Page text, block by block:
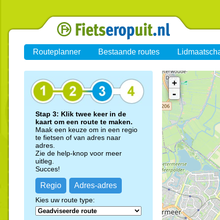
Routeplanner Bestaande routes
Stap 3: Klik twee keer in de
kaart om een route te maken.
Maak een keuze om in een regio
te fietsen of van adres naar
adres.
Zie de help-knop voor meer
uitleg.
Succes!
Regio Adres-adres
Kies uw route type:
+
-